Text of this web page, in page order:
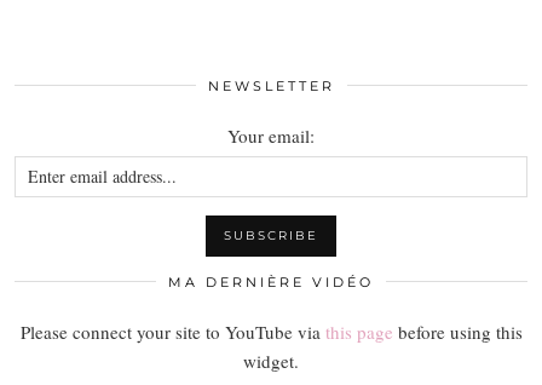
NEWSLETTER
Your email:
MA DERNIÈRE VIDÉO
Please connect your site to YouTube via this page before using this
widget.